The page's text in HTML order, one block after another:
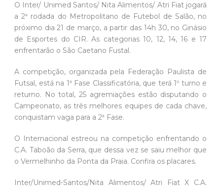
O Inter/ Unimed Santos/ Nita Alimentos/ Atri Fiat jogará
a 2ª rodada do Metropolitano de Futebol de Salão, no
próximo dia 21 de março, a partir das 14h 30, no Ginásio
de Esportes do CIR. As categorias 10, 12, 14, 16 e 17
enfrentarão o São Caetano Fustal.
A competição, organizada pela Federação Paulista de
Futsal, está na 1ª Fase Classificatória, que terá 1º turno e
returno. No total, 25 agremiações estão disputando o
Campeonato, as três melhores equipes de cada chave,
conquistam vaga para a 2ª Fase.
O Internacional estreou na competição enfrentando o
C.A. Taboão da Serra, que dessa vez se saiu melhor que
o Vermelhinho da Ponta da Praia. Confira os placares.
Inter/Unimed-Santos/Nita Alimentos/ Atri Fiat X C.A.